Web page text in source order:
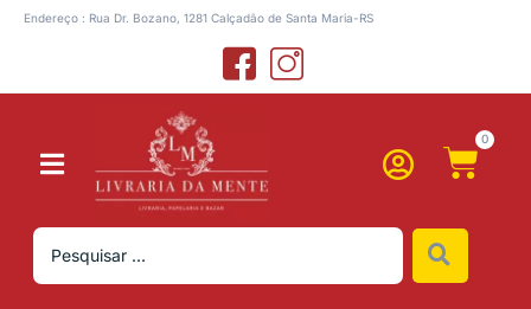
Endereço : Rua Dr. Bozano, 1281 Calçadão de Santa Maria-RS
0